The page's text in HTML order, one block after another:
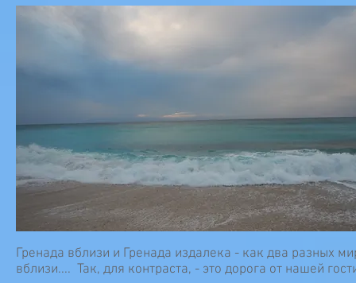
Гренада вблизи и Гренада издалека - как два разных
вблизи.... Так, для контраста, - это дорога от нашей